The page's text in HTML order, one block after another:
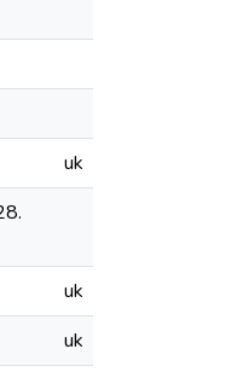
uk
uk
uk